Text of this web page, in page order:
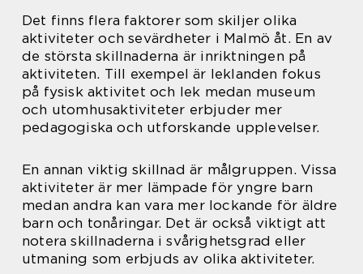
Det finns flera faktorer som skiljer olika
aktiviteter och sevärdheter i Malmö åt. En av
de största skillnaderna är inriktningen på
aktiviteten. Till exempel är leklanden fokus
på fysisk aktivitet och lek medan museum
och utomhusaktiviteter erbjuder mer
pedagogiska och utforskande upplevelser.
En annan viktig skillnad är målgruppen. Vissa
aktiviteter är mer lämpade för yngre barn
medan andra kan vara mer lockande för äldre
barn och tonåringar. Det är också viktigt att
notera skillnaderna i svårighetsgrad eller
utmaning som erbjuds av olika aktiviteter.